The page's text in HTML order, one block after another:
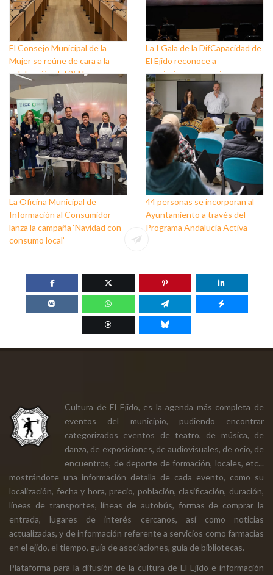
El Consejo Municipal de la
Mujer se reúne de cara a la
celebración del 25N
La I Gala de la DifCapacidad de
El Ejido reconoce a
asociaciones, usuarios y
personas que trabajan a favor
de este colectivo
La Oficina Municipal de
Información al Consumidor
lanza la campaña ‘Navidad con
consumo local’
44 personas se incorporan al
Ayuntamiento a través del
Programa Andalucía Activa
Cultura de El Ejido, es la agenda más completa de
eventos del municipio, pudiendo encontrar
categorizados eventos de teatro, de música, de
danza, de exposiciones, de audiovisuales, de ocio, de
encuentros, de deporte de formación, locales, etc...
mostrándote una información detalla de cada evento, como su
localización, fecha y hora, precio, población, clasificación, duración,
líneas de transportes, líneas de autobús, formas de comprar la
entrada, lugares de interés cercanos, así como noticias
actualizadas, y de información referente a servicios como farmacias
en el ejido, el tiempo, guía de asociaciones, guía de bibliotecas.
Plataforma para la difusión de la cultura de El Ejido e información